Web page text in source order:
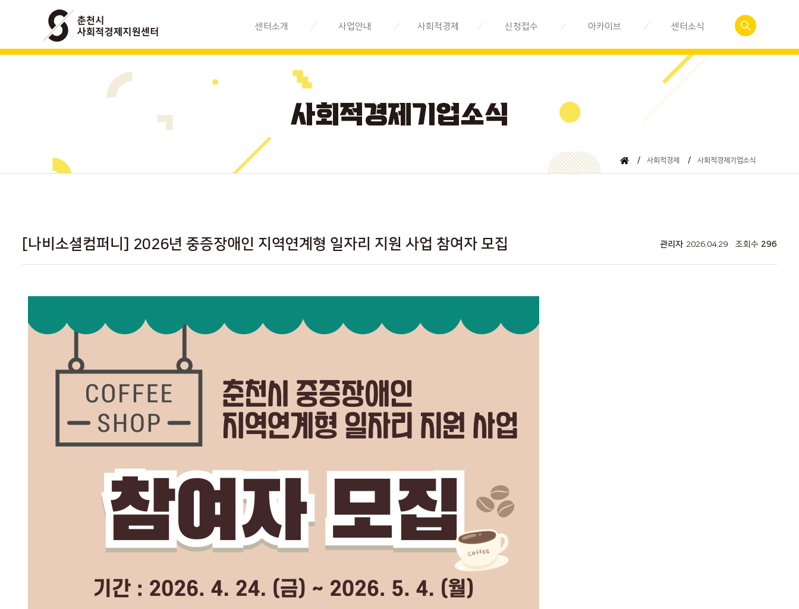
센터소개 사업안내 사회적경제 신청접수 아카이브 센터소식
사회적경제지원센터는
모법인 소개
찾아오시는 길
기업 발굴.육성
지속가능경영
사회적경제기업 지도
사회적경제기업 목록
사회적경제기업소식
공지사항
센터활동소식
/ 사회적경제 / 사회적경제기업소식
[나비소셜컴퍼니] 2026년 중증장애인 지역연계형 일자리 지원 사업 참여자 모집 관리자 2026.04.29 조회수 296